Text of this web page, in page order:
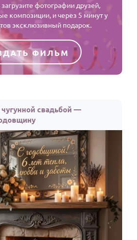
фотографии друзей,
композиции, и через 5 минут у
эксклюзивный подарок.
ФИЛЬМ
свадьбой —